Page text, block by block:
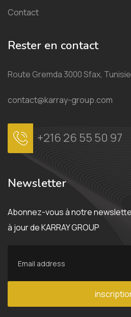
Contact
Rester en contact
Route Gremda 3000 Sfax, Tunisie
contact@karray-group.com
+216 26 55 50 97
Newsletter
Abonnez-vous à notre
à jour de KARRAY GROUP